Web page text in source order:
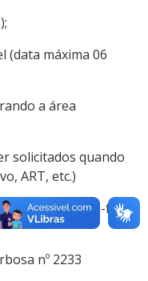
(data máxima 06
a área
solicitados quando
ART, etc.)
segunda a sexta-feira,
nº 2233